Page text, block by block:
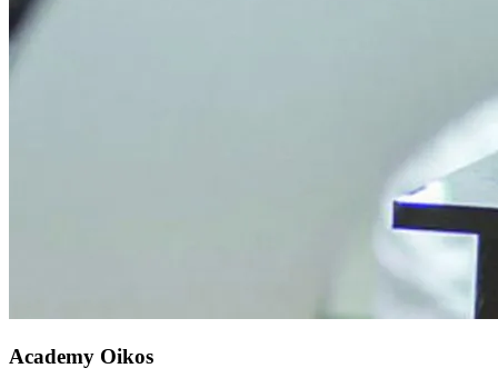
Academy Oikos